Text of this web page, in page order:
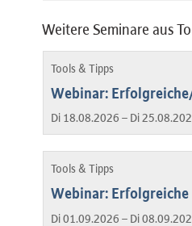
Weitere Seminare aus
Tools & Tipps
Webinar:
Di 18.08.2026 – Di
Tools & Tipps
Webinar:
Di 01.09.2026 – Di